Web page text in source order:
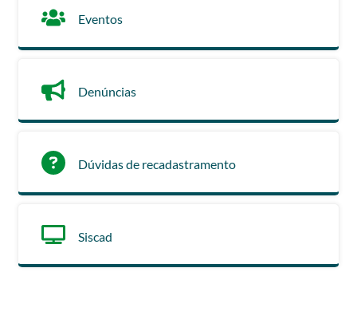
Eventos
Denúncias
Dúvidas de recadastramento
Siscad